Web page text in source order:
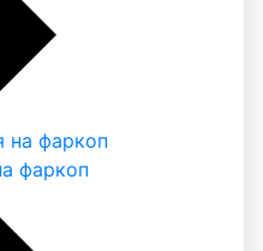
фаркоп